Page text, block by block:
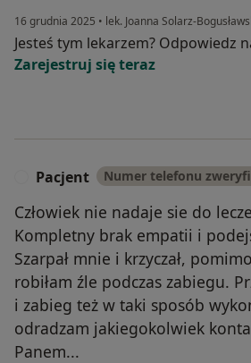
16 grudnia 2025 • lek. Joanna Solarz-
Jesteś tym lekarzem? Odpowiedz
Zarejestruj się teraz
Pacjent Numer telefonu
Człowiek nie nadaje sie do
Kompletny brak empatii i
Szarpał mnie i krzyczał,
robiłam źle podczas zabiegu.
i zabieg też w taki sposób
odradzam jakiegokolwiek
Panem...